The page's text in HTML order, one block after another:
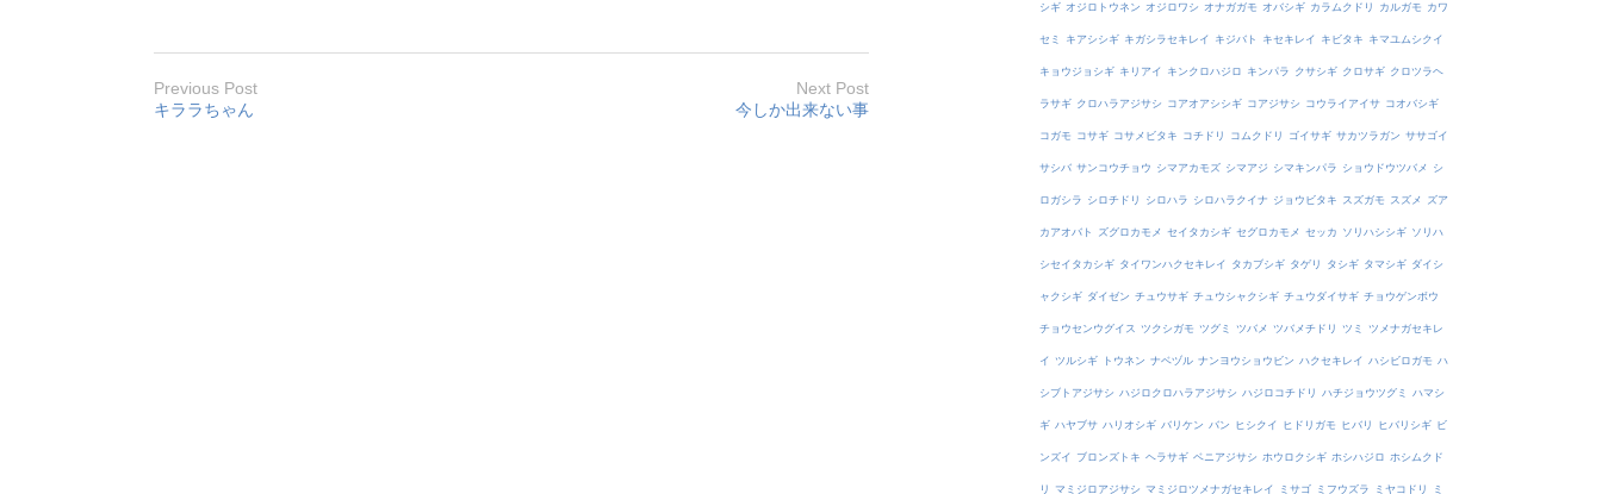
Previous Post
キララちゃん
Next Post
今しか出来ない事
シギ オジロトウネン オジロワシ オナガガモ オバシギ カラムクドリ カルガモ カワ
セミ キアシシギ キガシラセキレイ キジバト キセキレイ キビタキ キマユムシクイ
キョウジョシギ キリアイ キンクロハジロ キンパラ クサシギ クロサギ クロツラヘ
ラサギ クロハラアジサシ コアオアシシギ コアジサシ コウライアイサ コオバシギ
コガモ コサギ コサメビタキ コチドリ コムクドリ ゴイサギ サカツラガン ササゴイ
サシバ サンコウチョウ シマアカモズ シマアジ シマキンパラ ショウドウツバメ シ
ロガシラ シロチドリ シロハラ シロハラクイナ ジョウビタキ スズガモ スズメ ズア
カアオバト ズグロカモメ セイタカシギ セグロカモメ セッカ ソリハシシギ ソリハ
シセイタカシギ タイワンハクセキレイ タカブシギ タゲリ タシギ タマシギ ダイシ
ャクシギ ダイゼン チュウサギ チュウシャクシギ チュウダイサギ チョウゲンボウ
チョウセンウグイス ツクシガモ ツグミ ツバメ ツバメチドリ ツミ ツメナガセキレ
イ ツルシギ トウネン ナベヅル ナンヨウショウビン ハクセキレイ ハシビロガモ ハ
シブトアジサシ ハジロクロハラアジサシ ハジロコチドリ ハチジョウツグミ ハマシ
ギ ハヤブサ ハリオシギ バリケン バン ヒシクイ ヒドリガモ ヒバリ ヒバリシギ ビ
ンズイ ブロンズトキ ヘラサギ ベニアジサシ ホウロクシギ ホシハジロ ホシムクド
リ マミジロアジサシ マミジロツメナガセキレイ ミサゴ ミフウズラ ミヤコドリ ミ